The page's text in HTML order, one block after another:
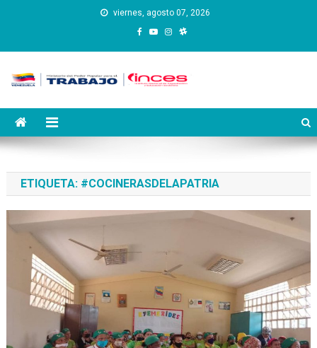
viernes, agosto 07, 2026
Instituto Nacional de
Capacitación y Educación
ETIQUETA: #COCINERASDELAPATRIA